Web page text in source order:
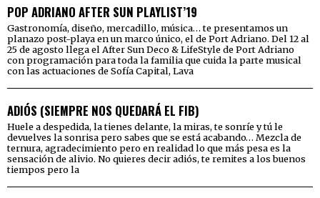
POP ADRIANO AFTER SUN PLAYLIST’19
Gastronomía, diseño, mercadillo, música… te presentamos un
planazo post-playa en un marco único, el de Port Adriano. Del 12 al
25 de agosto llega el After Sun Deco & LifeStyle de Port Adriano
con programación para toda la familia que cuida la parte musical
con las actuaciones de Sofía Capital, Lava
ADIÓS (SIEMPRE NOS QUEDARÁ EL FIB)
Huele a despedida, la tienes delante, la miras, te sonríe y tú le
devuelves la sonrisa pero sabes que se está acabando… Mezcla de
ternura, agradecimiento pero en realidad lo que más pesa es la
sensación de alivio. No quieres decir adiós, te remites a los buenos
tiempos pero la